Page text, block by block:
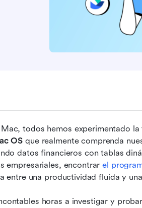
todos hemos experimentado
OS que realmente comprenda
datos financieros con tablas
empresariales, encontrar el
entre una productividad fluida y
horas a investigar y